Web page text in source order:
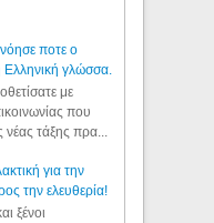
ποτε ο
Ελληνική γλώσσα.
με
που
νέας τάξης πρα...
για την
την ελευθερία!
ξένοι